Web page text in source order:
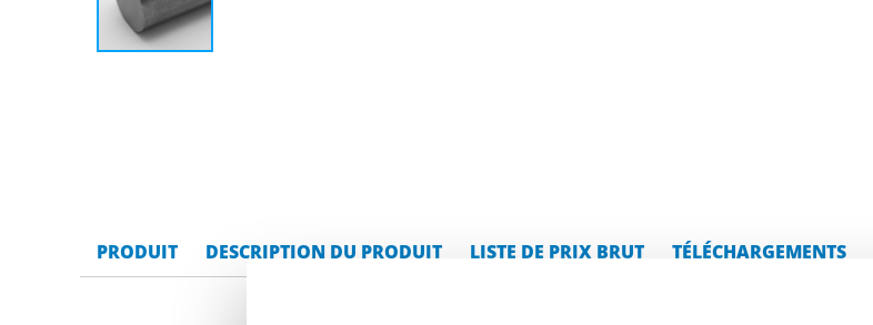
PRODUIT DESCRIPTION DU PRODUIT LISTE DE PRIX BRUT TÉLÉCHARGEMENTS